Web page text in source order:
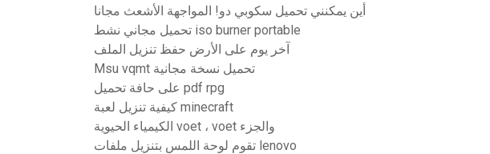
أين يمكنني تحميل سكوبي دو! المواجهة الأشعث مجانا
تحميل مجاني نشط iso burner portable
آخر يوم على الأرض حفظ تنزيل الملف
Msu vqmt تحميل نسخة مجانية
على حافة تحميل pdf rpg
كيفية تنزيل لعبة minecraft
الكيمياء الحيوية voet ، voet والجزء
تقوم لوحة اللمس بتنزيل ملفات lenovo